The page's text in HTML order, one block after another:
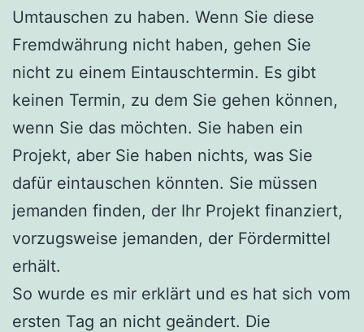
Umtauschen zu haben. Wenn Sie diese
Fremdwährung nicht haben, gehen Sie
nicht zu einem Eintauschtermin. Es gibt
keinen Termin, zu dem Sie gehen können,
wenn Sie das möchten. Sie haben ein
Projekt, aber Sie haben nichts, was Sie
dafür eintauschen könnten. Sie müssen
jemanden finden, der Ihr Projekt finanziert,
vorzugsweise jemanden, der Fördermittel
erhält.
So wurde es mir erklärt und es hat sich vom
ersten Tag an nicht geändert. Die